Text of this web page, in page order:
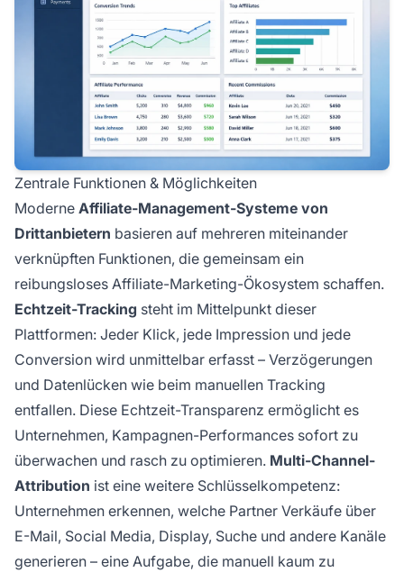
Zentrale Funktionen & Möglichkeiten
Moderne Affiliate-Management-Systeme von
Drittanbietern basieren auf mehreren miteinander
verknüpften Funktionen, die gemeinsam ein
reibungsloses Affiliate-Marketing-Ökosystem schaffen.
Echtzeit-Tracking steht im Mittelpunkt dieser
Plattformen: Jeder Klick, jede Impression und jede
Conversion wird unmittelbar erfasst – Verzögerungen
und Datenlücken wie beim manuellen Tracking
entfallen. Diese Echtzeit-Transparenz ermöglicht es
Unternehmen, Kampagnen-Performances sofort zu
überwachen und rasch zu optimieren. Multi-Channel-
Attribution ist eine weitere Schlüsselkompetenz:
Unternehmen erkennen, welche Partner Verkäufe über
E-Mail, Social Media, Display, Suche und andere Kanäle
generieren – eine Aufgabe, die manuell kaum zu